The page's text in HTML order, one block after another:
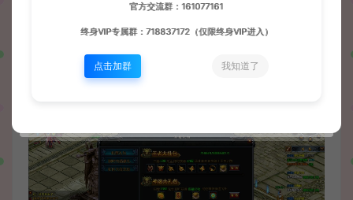
官方交流群：161077161
终身VIP专属群：718837172（仅限终身VIP进入）
点击加群 我知道了